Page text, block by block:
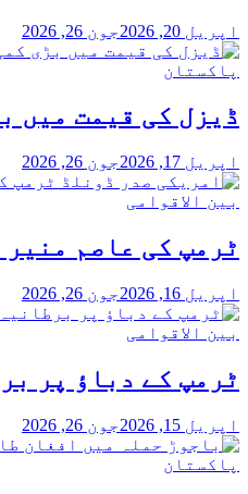
اپریل 20, 2026 جون 26, 2026
پاکستان
ڈیزل کی قیمت میں
اپریل 17, 2026 جون 26, 2026
بین الاقوامی
ٹرمپ کی عاصم
اپریل 16, 2026 جون 26, 2026
بین الاقوامی
ٹرمپ کے دباؤ پر
اپریل 15, 2026 جون 26, 2026
پاکستان